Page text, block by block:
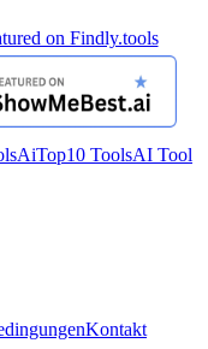
AiTop10 ToolsAI Tool
Kontakt